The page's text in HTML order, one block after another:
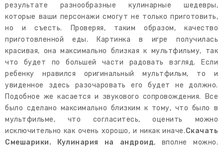
результате разнообразные кулинарные шедевры,
которые ваши персонажи смогут не только приготовить,
но и съесть. Проверяя, таким образом, качество
приготовленной еды. Картинка в игре получилась
красивая, она максимально близкая к мультфильму, так
что будет по большей части радовать взгляд. Если
ребенку нравился оригинальный мультфильм, то и
увиденное здесь разочаровать его будет не должно.
Подобное же касается и звукового сопровождения. Все
было сделано максимально близким к тому, что было в
мультфильме, что согласитесь, оценить можно
исключительно как очень хорошо, и никак иначе.Скачать
Смешарики. Кулинария на андроид, вполне можно.